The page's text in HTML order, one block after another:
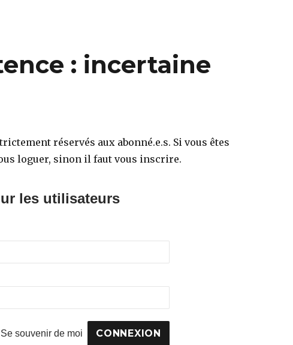
: incertaine
réservés aux abonné.e.s. Si vous êtes
loguer, sinon il faut vous inscrire.
les utilisateurs
Se souvenir de moi